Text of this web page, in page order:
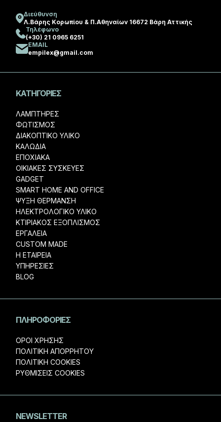
Διεύθυνση
Λ.Βάρης Κορωπίου & Π.Αθηναίων 16672 Βάρη Αττικής
Τηλέφωνο
(+30) 21 0965 6251
EMAIL
empilex@gmail.com
ΚΑΤΗΓΟΡΊΕΣ
ΛΑΜΠΤΗΡΕΣ
ΦΩΤΙΣΜΟΣ
ΔΙΑΚΟΠΤΙΚΟ ΥΛΙΚΟ
ΚΑΛΩΔΙΑ
ΕΠΟΧΙΑΚΑ
ΟΙΚΙΑΚΕΣ ΣΥΣΚΕΥΕΣ
GADGET
SMART HOME AND OFFICE
ΨΥΞΗ ΘΕΡΜΑΝΣΗ
ΗΛΕΚΤΡΟΛΟΓΙΚΟ ΥΛΙΚΟ
ΚΤΙΡΙΑΚΟΣ ΕΞΟΠΛΙΣΜΟΣ
ΕΡΓΑΛΕΙΑ
CUSTOM MADE
Η ΕΤΑΙΡΕΊΑ
ΥΠΗΡΕΣΊΕΣ
BLOG
ΠΛΗΡΟΦΟΡΊΕΣ
ΌΡΟΙ ΧΡΉΣΗΣ
ΠΟΛΙΤΙΚΉ ΑΠΟΡΡΉΤΟΥ
ΠΟΛΙΤΙΚΉ COOKIES
ΡΥΘΜΊΣΕΙΣ COOKIES
NEWSLETTER